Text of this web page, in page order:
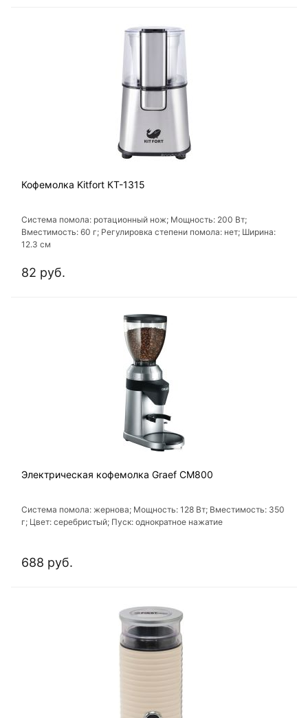
Кофемолка Kitfort КТ-1315
Система помола: ротационный нож; Мощность: 200 Вт;
Вместимость: 60 г; Регулировка степени помола: нет; Ширина:
12.3 см
82 руб.
Электрическая кофемолка Graef CM800
Система помола: жернова; Мощность: 128 Вт; Вместимость: 350
г; Цвет: серебристый; Пуск: однократное нажатие
688 руб.